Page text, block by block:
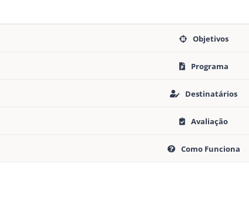
Objetivos
Programa
Destinatários
Avaliação
Como Funciona